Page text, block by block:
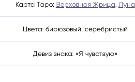
Карта Таро: Верховная Жрица, Луна
Цвета: бирюзовый, серебристый
Девиз знака: «Я чувствую»